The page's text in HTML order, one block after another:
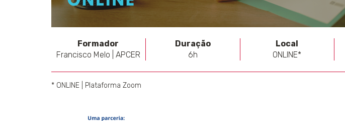
Formador
Francisco Melo | APCER
Duração
6h
Local
ONLINE*
* ONLINE | Plataforma Zoom